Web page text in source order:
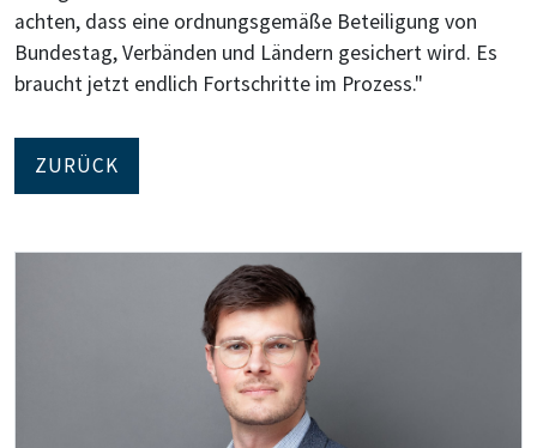
achten, dass eine ordnungsgemäße Beteiligung von
Bundestag, Verbänden und Ländern gesichert wird. Es
braucht jetzt endlich Fortschritte im Prozess."
ZURÜCK